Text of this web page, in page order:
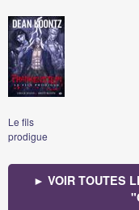
Le fils
prodigue
► VOIR TOUTES